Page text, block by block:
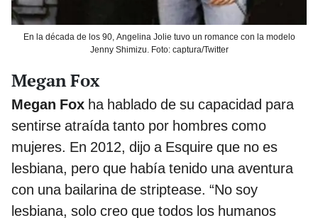
En la década de los 90, Angelina Jolie tuvo un romance con la modelo
Jenny Shimizu. Foto: captura/Twitter
Megan Fox
Megan Fox ha hablado de su capacidad para
sentirse atraída tanto por hombres como
mujeres. En 2012, dijo a Esquire que no es
lesbiana, pero que había tenido una aventura
con una bailarina de striptease. “No soy
lesbiana, solo creo que todos los humanos